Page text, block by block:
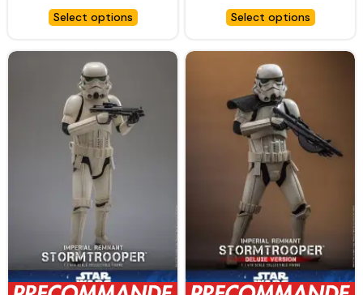
Remnant AT-RT Driver –
Select options
Remnant Snowtrooper –
Select options